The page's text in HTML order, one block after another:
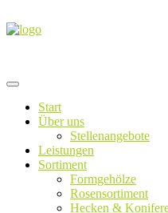
Start
Über uns
Stellenangebote
Leistungen
Sortiment
Formgehölze
Rosensortiment
Hecken &